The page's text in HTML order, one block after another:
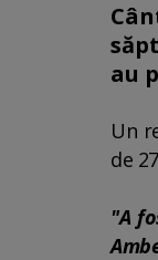
au
Un
de
"A